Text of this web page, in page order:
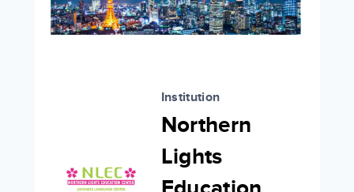
Institution
Northern
Lights